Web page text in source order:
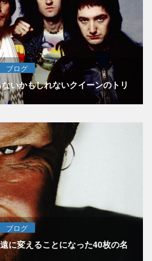
ブログ
いかもしれないクイーンのトリ
ブログ
に変えることになった40枚の名